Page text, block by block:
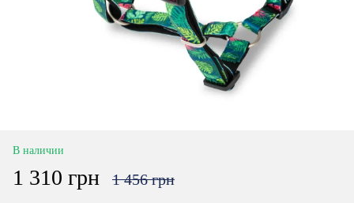
В наличии
1 310 грн 1 456 грн